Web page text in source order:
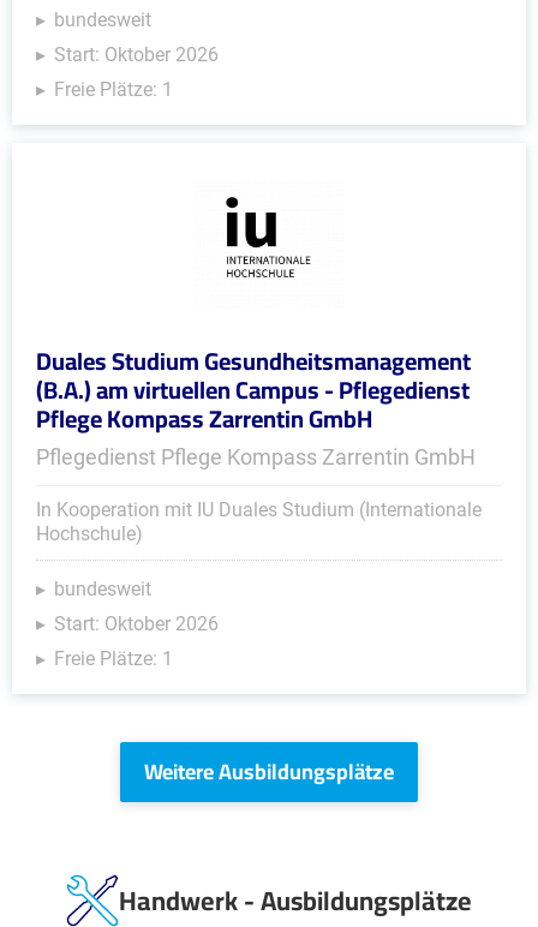
bundesweit
Start: Oktober 2026
Freie Plätze: 1
Duales Studium Gesundheitsmanagement
(B.A.) am virtuellen Campus - Pflegedienst
Pflege Kompass Zarrentin GmbH
Pflegedienst Pflege Kompass Zarrentin GmbH
In Kooperation mit IU Duales Studium (Internationale
Hochschule)
bundesweit
Start: Oktober 2026
Freie Plätze: 1
Weitere Ausbildungsplätze
Handwerk - Ausbildungsplätze